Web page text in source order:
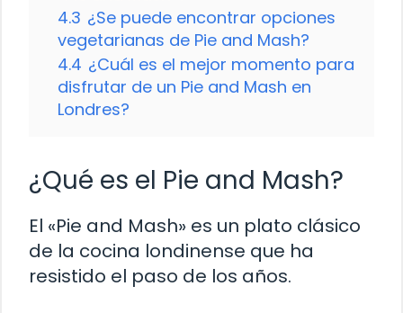
4.3 ¿Se puede encontrar opciones
vegetarianas de Pie and Mash?
4.4 ¿Cuál es el mejor momento para
disfrutar de un Pie and Mash en
Londres?
¿Qué es el Pie and Mash?
El «Pie and Mash» es un plato clásico
de la cocina londinense que ha
resistido el paso de los años.